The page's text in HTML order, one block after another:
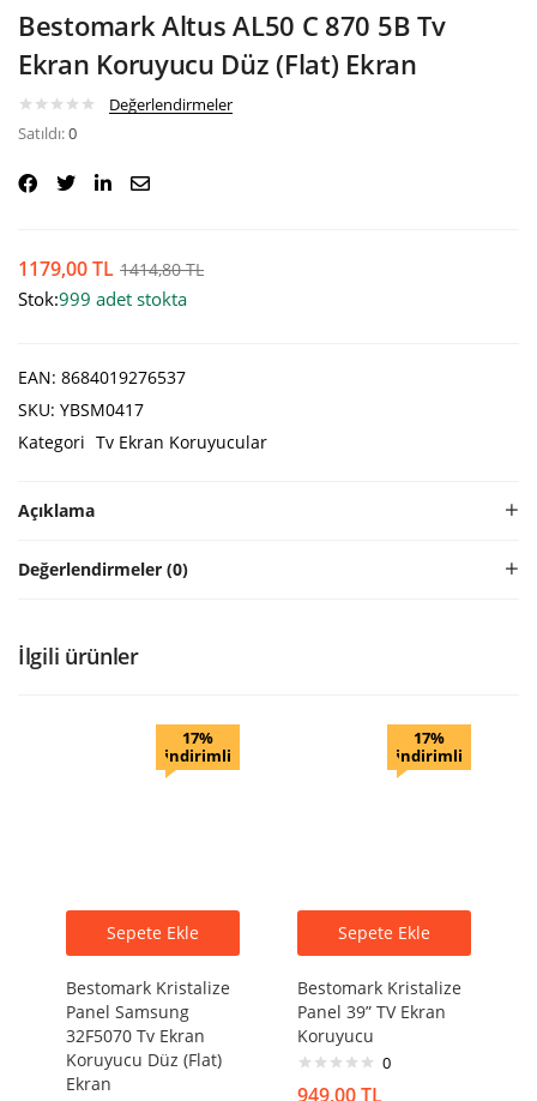
Bestomark Altus AL50 C 870 5B Tv
Ekran Koruyucu Düz (Flat) Ekran
Değerlendirmeler
Satıldı:0
1179,00TL 1414,80TL
Stok:999 adet stokta
EAN: 8684019276537
SKU: YBSM0417
Kategori Tv Ekran Koruyucular
Açıklama
Değerlendirmeler (0)
İlgili ürünler
17%
indirimli
Sepete Ekle
Bestomark Kristalize
Panel Samsung
32F5070 Tv Ekran
Koruyucu Düz (Flat)
Ekran
17%
indirimli
Sepete Ekle
Bestomark Kristalize
Panel 39” TV Ekran
Koruyucu
0
949,00TL